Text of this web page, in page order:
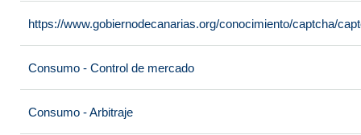
https://www.gobiernodecanarias.org/conocimiento/captcha/
Consumo - Control de mercado
Consumo - Arbitraje